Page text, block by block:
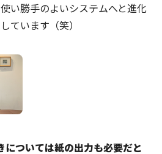
い勝手のよいシステムへと進化
ています（笑）
については紙の出力も必要だと